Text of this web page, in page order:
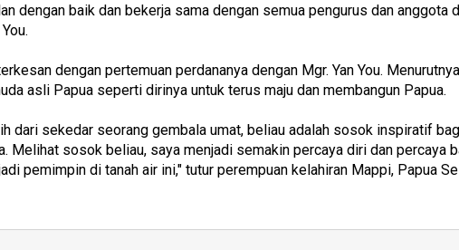
dengan baik dan bekerja sama dengan semua pengurus dan anggota
dengan pertemuan perdananya dengan Mgr. Yan You.
asli Papua seperti dirinya untuk terus maju dan membangun Papua.
dari sekedar seorang gembala umat, beliau adalah sosok inspiratif
Melihat sosok beliau, saya menjadi semakin percaya diri dan percaya
pemimpin di tanah air ini," tutur perempuan kelahiran Mappi, Papua